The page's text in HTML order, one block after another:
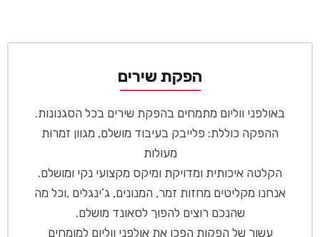
הפקת שירים
באולפני ווליום מתמחים בהפקת שירים בכל הסגנונות.
ההפקה כוללת: פלייבק בעיבוד מושלם, מגוון זמרות
מעולות
הקלטה איכותית ומדויקת ומיקס מקצועי נקי ומושלם.
אנחנו מקליטים מחזות זמר, המנונים, ג’ינגלים ,וכל מה
שהנכם רוצים להפוך לסאונד מושלם.
עשור של הפקות הפכו את אולפני ווליום למומחים